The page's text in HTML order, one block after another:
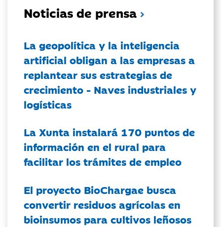
Noticias de prensa
La geopolítica y la inteligencia
artificial obligan a las empresas a
replantear sus estrategias de
crecimiento - Naves industriales y
logísticas
La Xunta instalará 170 puntos de
información en el rural para
facilitar los trámites de empleo
El proyecto BioChargae busca
convertir residuos agrícolas en
bioinsumos para cultivos leñosos